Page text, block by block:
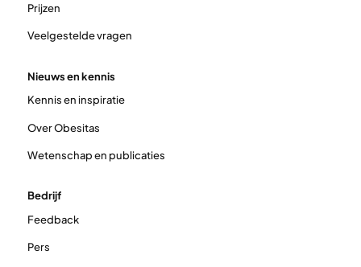
Prijzen
Veelgestelde vragen
Nieuws en kennis
Kennis en inspiratie
Over Obesitas
Wetenschap en publicaties
Bedrijf
Feedback
Pers